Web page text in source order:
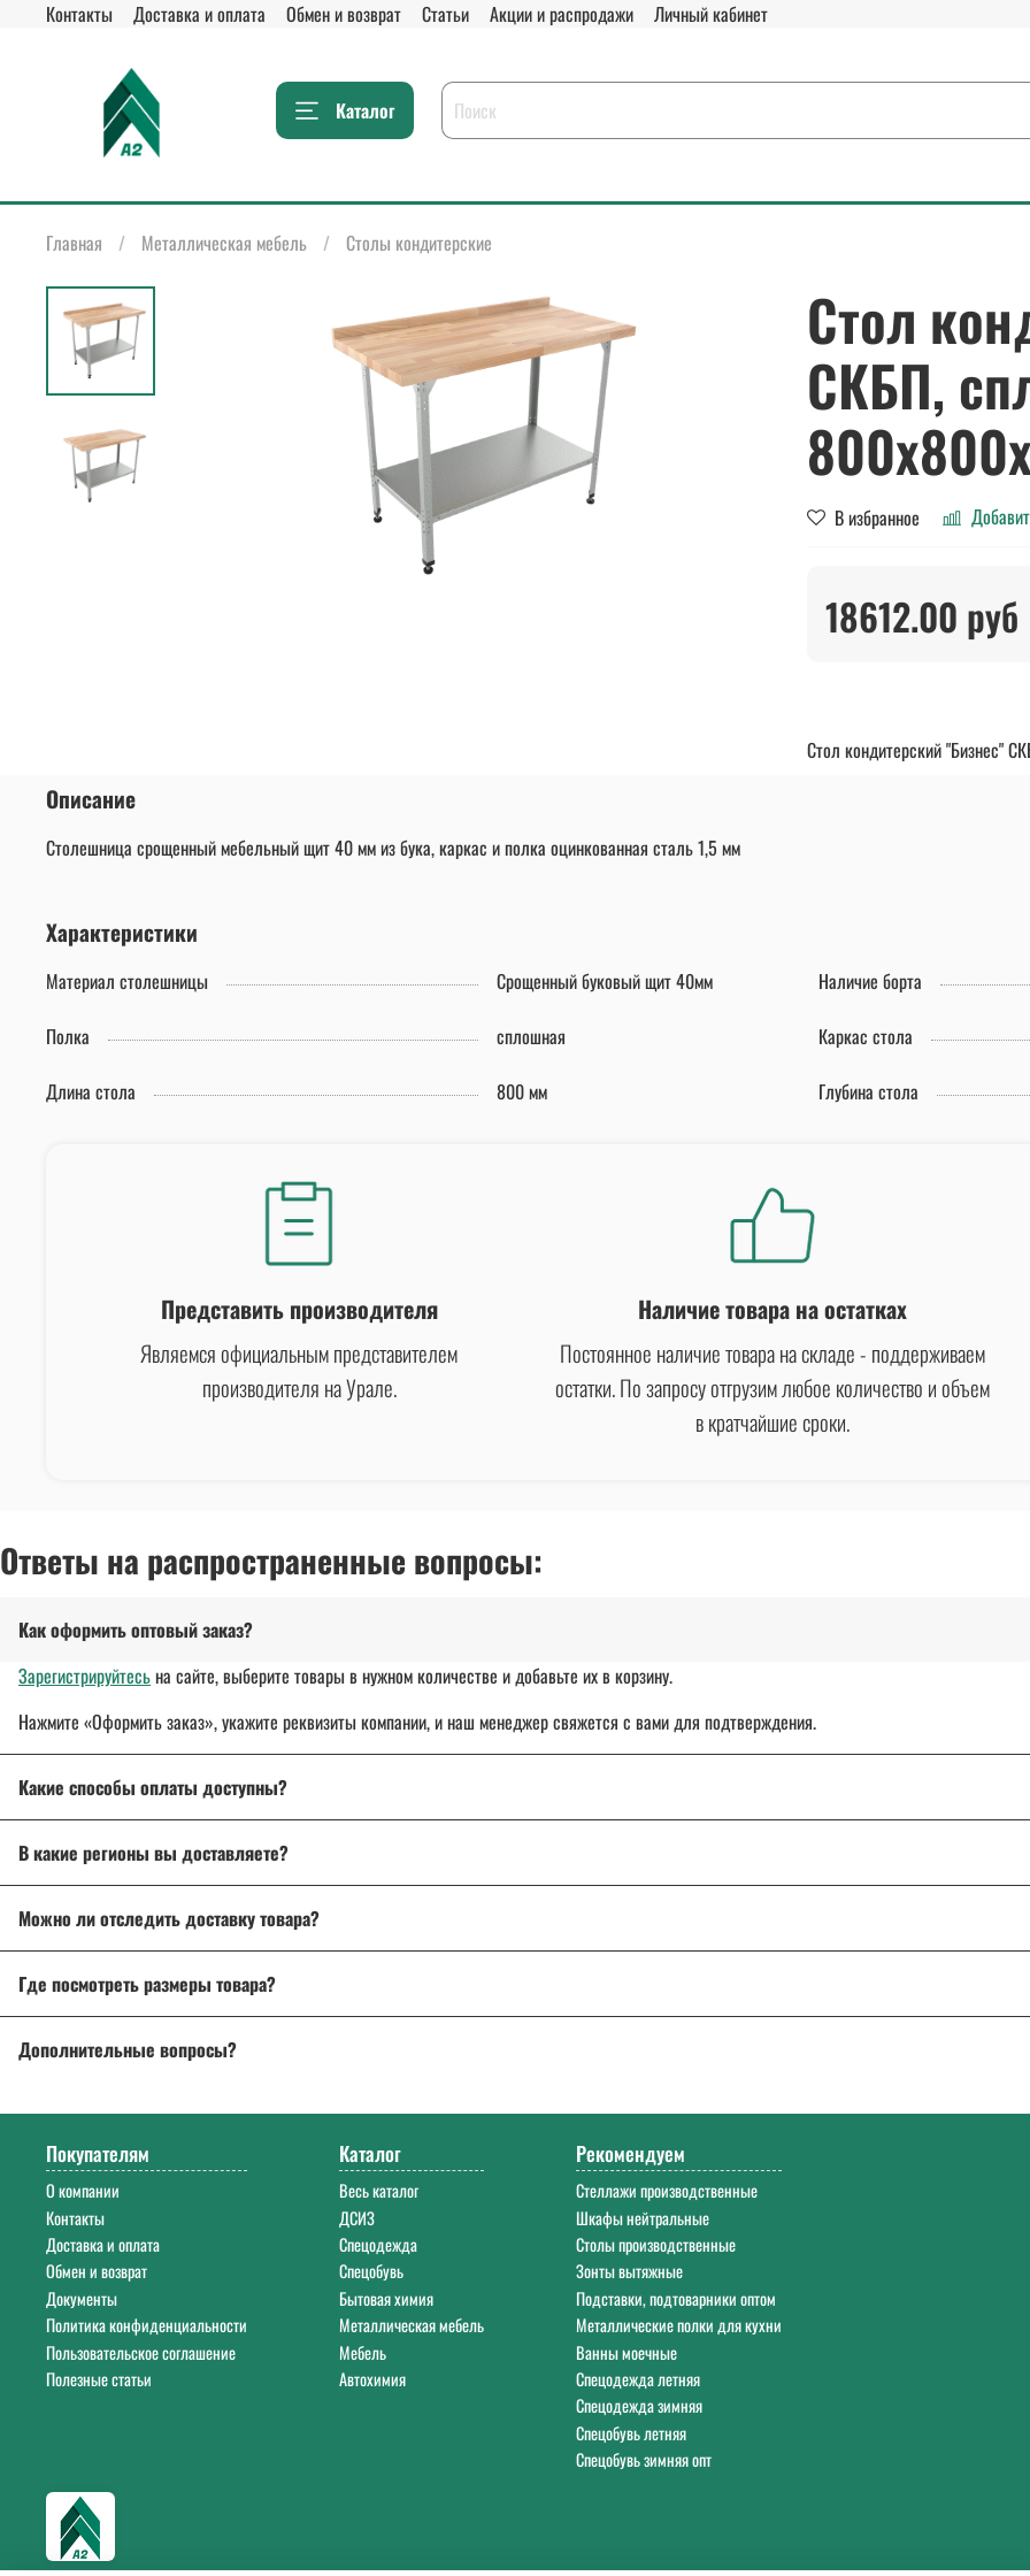
Контакты Доставка и оплата Обмен и возврат Статьи Акции и распродажи Личный кабинет
Каталог
Главная Металлическая мебель Столы кондитерские
Стол
СКБП,
В избранное
18612.00 руб
Стол кондитерский "Бизнес"
Описание
Столешница срощенный мебельный щит 40 мм из бука, каркас и полка оцинкованная сталь 1,5 мм
Характеристики
Материал столешницы Срощенный буковый щит 40мм Наличие борта
Полка
сплошная Каркас стола
Длина стола
800 мм Глубина стола
Представить производителя
Являемся официальным представителем
производителя на Урале.
Наличие товара на остатках
Постоянное наличие товара на складе - поддерживаем
остатки. По запросу отгрузим любое количество и объем
в кратчайшие сроки.
Ответы на распространенные вопросы:
Как оформить оптовый заказ?
Зарегистрируйтесьна сайте, выберите товары в нужном количестве и добавьте их в корзину.
Нажмите «Оформить заказ», укажите реквизиты компании, и наш менеджер свяжется с вами для подтверждения.
Какие способы оплаты доступны?
Для государственных и муниципальных заказчиков возможна поставка товара с отсрочкой платежа до 30 дней.
Подробнее об оплате
В какие регионы вы доставляете?
Подробнее о доставке
Можно ли отследить доставку товара?
Где посмотреть размеры товара?
Дополнительные вопросы?
Покупателям
О компании
Контакты
Доставка и оплата
Обмен и возврат
Документы
Политика конфиденциальности
Пользовательское соглашение
Полезные статьи
Каталог
Весь каталог
ДСИЗ
Спецодежда
Спецобувь
Бытовая химия
Металлическая мебель
Мебель
Автохимия
Рекомендуем
Стеллажи производственные
Шкафы нейтральные
Столы производственные
Зонты вытяжные
Подставки, подтоварники оптом
Металлические полки для кухни
Ванны моечные
Спецодежда летняя
Спецодежда зимняя
Спецобувь летняя
Спецобувь зимняя опт